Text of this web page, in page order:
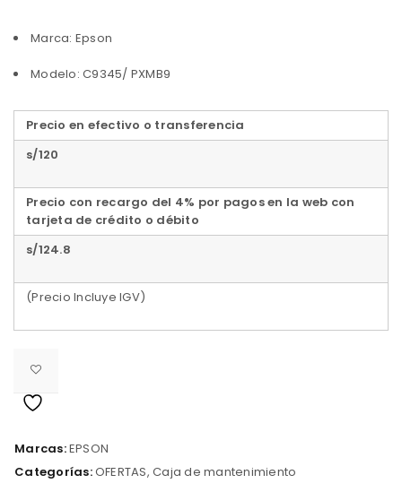
Marca: Epson
Modelo: C9345/ PXMB9
Precio en efectivo o transferencia
s/120
Precio con recargo del 4% por pagos en la web con
tarjeta de crédito o débito
s/124.8
(Precio Incluye IGV)
Marcas:EPSON
Categorías:OFERTAS, Caja de mantenimiento